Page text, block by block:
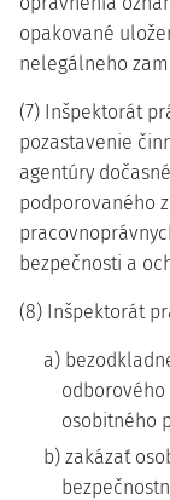
opakované
nelegálneho
(7) Inšpektorát
pozastavenie
agentúry
podporovaného
bezpečnosti a
(8) Inšpektorát
a)
osobitného
b) zakázať